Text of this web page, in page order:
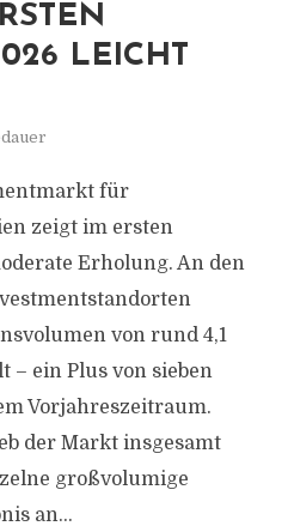
LEICHT
für
zeigt im ersten
Erholung. An den
von rund 4,1
– ein Plus von sieben
Vorjahreszeitraum.
der Markt insgesamt
großvolumige
an...